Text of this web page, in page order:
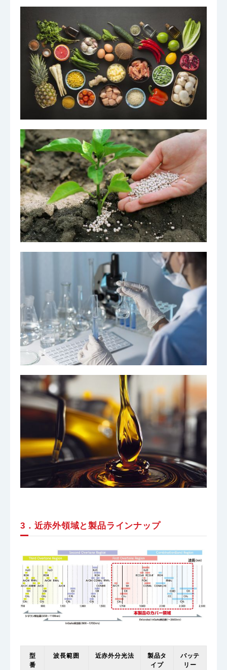
3．近赤外領域と製品ラインナップ
型
番
波長範囲 近赤外分光法
製品タ
イプ
バッテ
リー